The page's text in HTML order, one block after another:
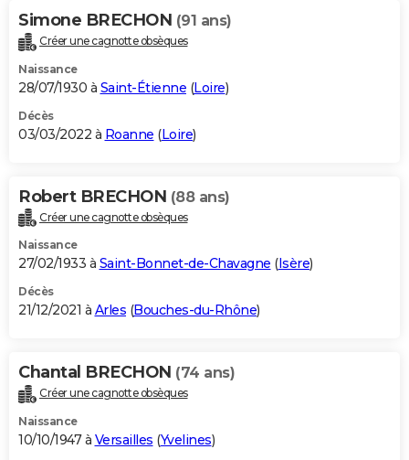
Simone BRECHON (91 ans)
Créer une cagnotte obsèques
Naissance
28/07/1930 à Saint-Étienne (Loire)
Décès
03/03/2022 à Roanne (Loire)
Robert BRECHON (88 ans)
Créer une cagnotte obsèques
Naissance
27/02/1933 à Saint-Bonnet-de-Chavagne (Isère)
Décès
21/12/2021 à Arles (Bouches-du-Rhône)
Chantal BRECHON (74 ans)
Créer une cagnotte obsèques
Naissance
10/10/1947 à Versailles (Yvelines)